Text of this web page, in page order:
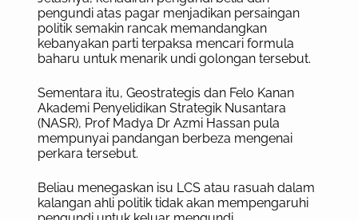
pengundi atas pagar menjadikan persaingan
politik semakin rancak memandangkan
kebanyakan parti terpaksa mencari formula
baharu untuk menarik undi golongan tersebut.
Sementara itu, Geostrategis dan Felo Kanan
Akademi Penyelidikan Strategik Nusantara
(NASR), Prof Madya Dr Azmi Hassan pula
mempunyai pandangan berbeza mengenai
perkara tersebut.
Beliau menegaskan isu LCS atau rasuah dalam
kalangan ahli politik tidak akan mempengaruhi